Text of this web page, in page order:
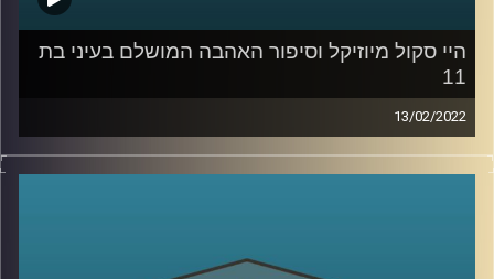
היי סקול מיוזיקל וסיפור האהבה המושלם בעיני בת
11
13/02/2022
רובנו צפינו בילדותינו סרטי דיסני ושמענו אגדות לפני השינה.
ד"ר שירי רזניק, פסיכולוגית חברתית וחוקרת תקשורת, בדקה
הפריפריה את הסרט "היי סקול מיוזיקל" לאופן בו הסרט פורש